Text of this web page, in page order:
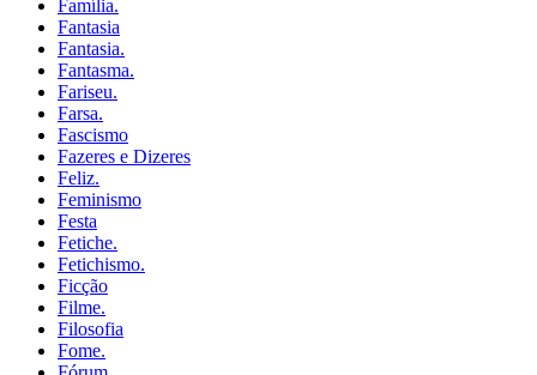
Família.
Fantasia
Fantasia.
Fantasma.
Fariseu.
Farsa.
Fascismo
Fazeres e Dizeres
Feliz.
Feminismo
Festa
Fetiche.
Fetichismo.
Ficção
Filme.
Filosofia
Fome.